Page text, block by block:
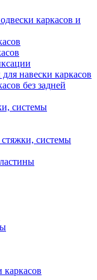
каркасов и
навески каркасов
без задней
системы
системы